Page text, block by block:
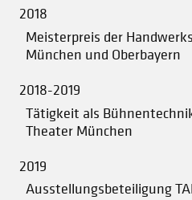
2018
Meisterpreis der
München und Oberbayern
2018-2019
Tätigkeit als
Theater München
2019
Ausstellungsbeteiligung